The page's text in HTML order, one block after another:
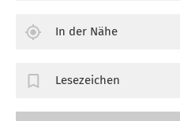
In der Nähe
Lesezeichen